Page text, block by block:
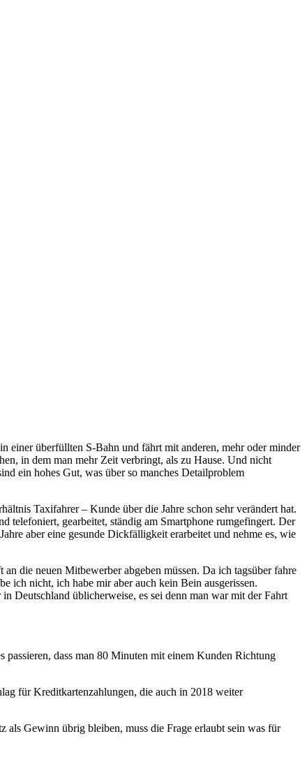
einer überfüllten S-Bahn und fährt mit anderen, mehr oder minder
in dem man mehr Zeit verbringt, als zu Hause. Und nicht
ein hohes Gut, was über so manches Detailproblem
Taxifahrer – Kunde über die Jahre schon sehr verändert hat.
telefoniert, gearbeitet, ständig am Smartphone rumgefingert. Der
aber eine gesunde Dickfälligkeit erarbeitet und nehme es, wie
die neuen Mitbewerber abgeben müssen. Da ich tagsüber fahre
ich nicht, ich habe mir aber auch kein Bein ausgerissen.
Deutschland üblicherweise, es sei denn man war mit der Fahrt
dass man 80 Minuten mit einem Kunden Richtung
für Kreditkartenzahlungen, die auch in 2018 weiter
als Gewinn übrig bleiben, muss die Frage erlaubt sein was für